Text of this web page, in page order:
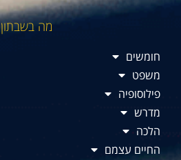
מה בשבתון
חומשים
משפט
פילוסופיה
מדרש
הלכה
החיים עצמם